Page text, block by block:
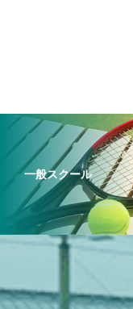
一般スクール